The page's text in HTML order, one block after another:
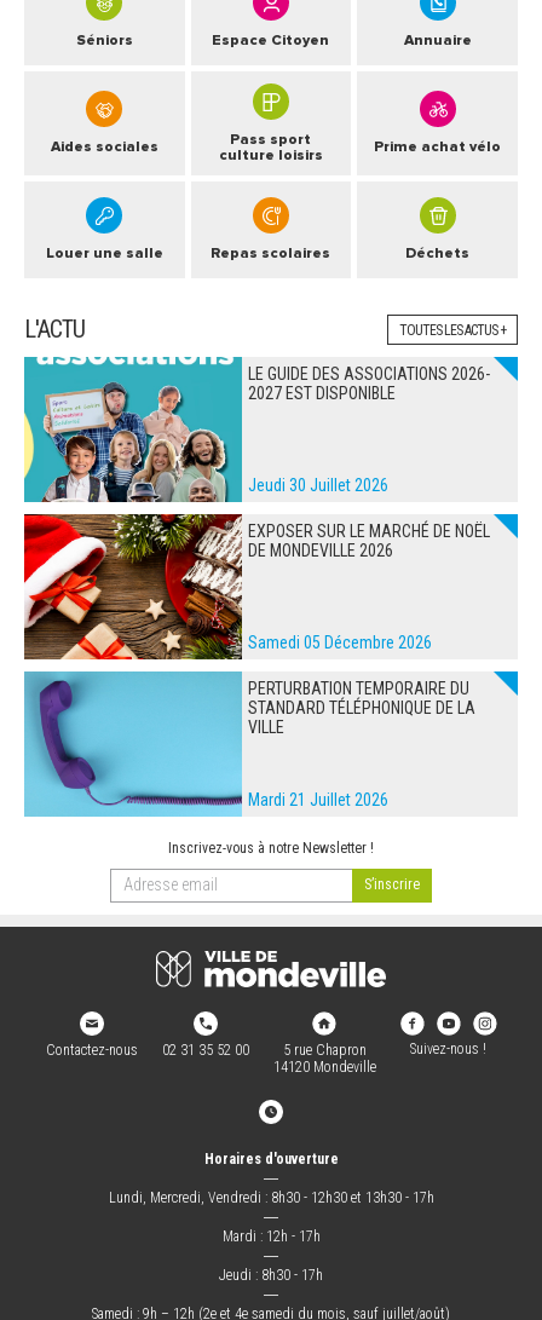
Séniors Espace Citoyen Annuaire
Aides sociales
Pass sport
culture loisirs
Prime achat vélo
Louer une salle Repas scolaires Déchets
L'ACTU TOUTES LES ACTUS +
LE GUIDE DES ASSOCIATIONS 2026-
2027 EST DISPONIBLE
Jeudi 30 Juillet 2026
EXPOSER SUR LE MARCHÉ DE NOËL
DE MONDEVILLE 2026
Samedi 05 Décembre 2026
PERTURBATION TEMPORAIRE DU
STANDARD TÉLÉPHONIQUE DE LA
VILLE
Mardi 21 Juillet 2026
Inscrivez-vous à notre Newsletter !
Contactez-nous 02 31 35 52 00
5 rue Chapron
14120 Mondeville
Suivez-nous !
Horaires d'ouverture
―
Lundi, Mercredi, Vendredi : 8h30 - 12h30 et 13h30 - 17h
―
Mardi : 12h - 17h
―
Jeudi : 8h30 - 17h
―
Samedi : 9h – 12h (2e et 4e samedi du mois, sauf juillet/août)